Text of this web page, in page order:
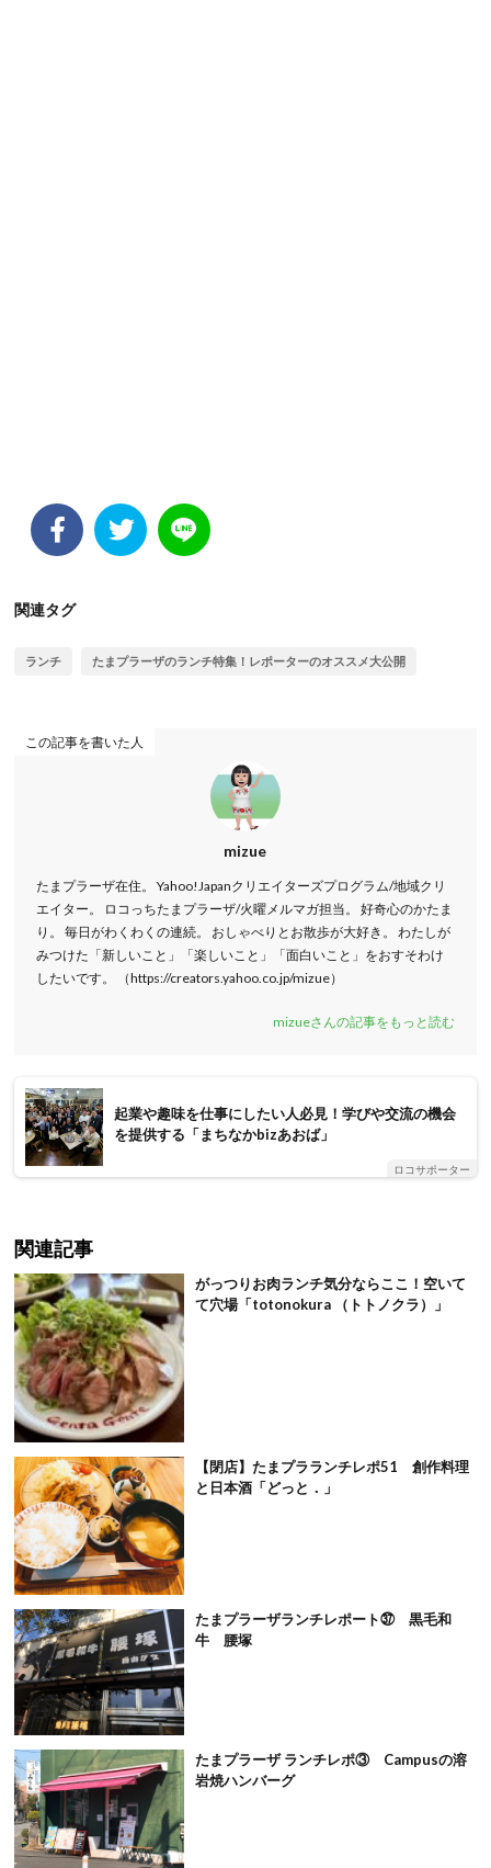
関連タグ
ランチ たまプラーザのランチ特集！レポーターのオススメ大公開
この記事を書いた人
mizue
たまプラーザ在住。 Yahoo!Japanクリエイターズプログラム/地域クリ
エイター。 ロコっちたまプラーザ/火曜メルマガ担当。 好奇心のかたま
り。 毎日がわくわくの連続。 おしゃべりとお散歩が大好き。 わたしが
みつけた「新しいこと」「楽しいこと」「面白いこと」をおすそわけ
したいです。 （https://creators.yahoo.co.jp/mizue）
mizueさんの記事をもっと読む
起業や趣味を仕事にしたい人必見！学びや交流の機会
を提供する「まちなかbizあおば」
ロコサポーター
関連記事
がっつりお肉ランチ気分ならここ！空いて
て穴場「totonokura （トトノクラ）」
【閉店】たまプラランチレポ51 創作料理
と日本酒「どっと．」
たまプラーザランチレポート㊲ 黒毛和
牛 腰塚
たまプラーザ ランチレポ③ Campusの溶
岩焼ハンバーグ